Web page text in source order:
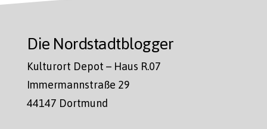
Die Nordstadtblogger
Kulturort Depot – Haus R.07
Immermannstraße 29
44147 Dortmund